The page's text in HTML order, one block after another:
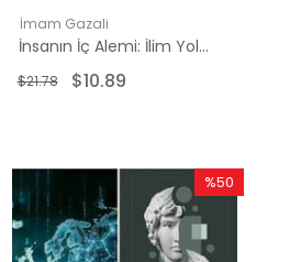
İmam Gazali
İnsanın İç Alemi: İlim Yolunda Akıl ve Kalp - İhyaü Ulumi'd-Din'den
$10.89
$21.78
%50
İndirim
%50İndirim